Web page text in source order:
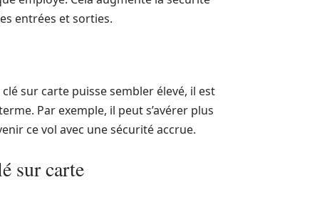
entrées et sorties.
sur carte puisse sembler élevé, il est
Par exemple, il peut s’avérer plus
ce vol avec une sécurité accrue.
sur carte